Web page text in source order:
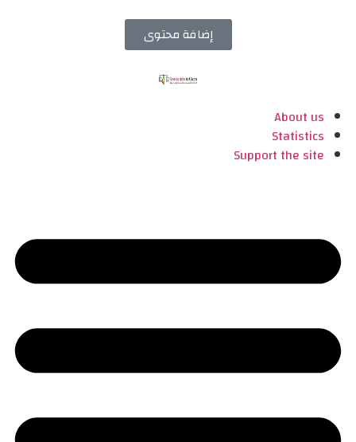
إضافة محتوى
About us
Statistics
Support the site